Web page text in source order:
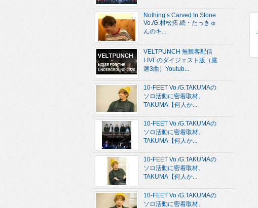
Nothing’s Carved In Stone
Vo./G.村松拓 続・たっきゅ
んのキ...
VELTPUNCH 無観客配信
LIVEのダイジェスト版（厳
選3曲）Youtub...
10-FEET Vo./G.TAKUMAの
ソロ活動に密着取材。
TAKUMA【何人か...
10-FEET Vo./G.TAKUMAの
ソロ活動に密着取材。
TAKUMA【何人か...
10-FEET Vo./G.TAKUMAの
ソロ活動に密着取材。
TAKUMA【何人か...
10-FEET Vo./G.TAKUMAの
ソロ活動に密着取材。